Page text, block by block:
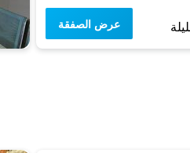
عرض الصفقة